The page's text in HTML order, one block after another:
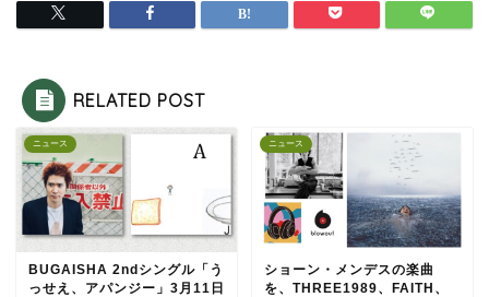
RELATED POST
ニュース
BUGAISHA 2ndシングル「う
っせえ、アパンジー」3月11日
ニュース
ショーン・メンデスの楽曲
を、THREE1989、FAITH、